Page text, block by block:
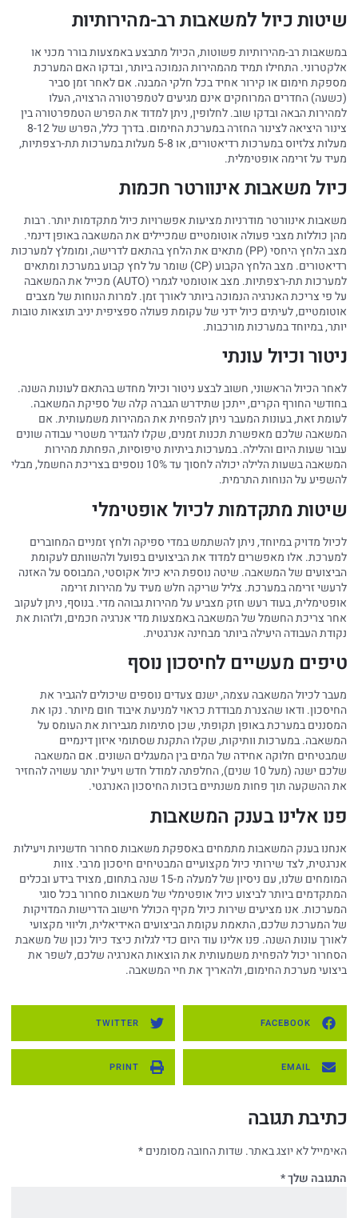
שיטות כיול למשאבות רב-מהירותיות
במשאבות רב-מהירותיות פשוטות, הכיול מתבצע באמצעות בורר מכני או
אלקטרוני. התחילו תמיד מהמהירות הנמוכה ביותר, ובדקו האם המערכת
מספקת חימום או קירור אחיד בכל חלקי המבנה. אם לאחר זמן סביר
(כשעה) החדרים המרוחקים אינם מגיעים לטמפרטורה הרצויה, העלו
למהירות הבאה ובדקו שוב. לחלופין, ניתן למדוד את הפרש הטמפרטורה בין
צינור היציאה לצינור החזרה במערכת החימום. בדרך כלל, הפרש של 8-12
מעלות צלזיוס במערכות רדיאטורים, או 5-8 מעלות במערכות תת-רצפתיות,
מעיד על זרימה אופטימלית.
כיול משאבות אינוורטר חכמות
משאבות אינוורטר מודרניות מציעות אפשרויות כיול מתקדמות יותר. רבות
מהן כוללות מצבי פעולה אוטומטיים שמכיילים את המשאבה באופן דינמי.
מצב הלחץ היחסי (PP) מתאים את הלחץ בהתאם לדרישה, ומומלץ למערכות
רדיאטורים. מצב הלחץ הקבוע (CP) שומר על לחץ קבוע במערכת ומתאים
למערכות תת-רצפתיות. מצב אוטומטי לגמרי (AUTO) מכייל את המשאבה
על פי צריכת האנרגיה הנמוכה ביותר לאורך זמן. למרות הנוחות של מצבים
אוטומטיים, לעיתים כיול ידני של עקומת פעולה ספציפית יניב תוצאות טובות
יותר, במיוחד במערכות מורכבות.
ניטור וכיול עונתי
לאחר הכיול הראשוני, חשוב לבצע ניטור וכיול מחדש בהתאם לעונות השנה.
בחודשי החורף הקרים, ייתכן שתידרש הגברה קלה של ספיקת המשאבה.
לעומת זאת, בעונות המעבר ניתן להפחית את המהירות משמעותית. אם
המשאבה שלכם מאפשרת תכנות זמנים, שקלו להגדיר משטרי עבודה שונים
עבור שעות היום והלילה. במערכות ביתיות טיפוסיות, הפחתת מהירות
המשאבה בשעות הלילה יכולה לחסוך עד 10% נוספים בצריכת החשמל, מבלי
להשפיע על הנוחות התרמית.
שיטות מתקדמות לכיול אופטימלי
לכיול מדויק במיוחד, ניתן להשתמש במדי ספיקה ולחץ זמניים המחוברים
למערכת. אלו מאפשרים למדוד את הביצועים בפועל ולהשוותם לעקומת
הביצועים של המשאבה. שיטה נוספת היא כיול אקוסטי, המבוסס על האזנה
לרעשי זרימה במערכת. צליל שריקה חלש מעיד על מהירות זרימה
אופטימלית, בעוד רעש חזק מצביע על מהירות גבוהה מדי. בנוסף, ניתן לעקוב
אחר צריכת החשמל של המשאבה באמצעות מדי אנרגיה חכמים, ולזהות את
נקודת העבודה היעילה ביותר מבחינה אנרגטית.
טיפים מעשיים לחיסכון נוסף
מעבר לכיול המשאבה עצמה, ישנם צעדים נוספים שיכולים להגביר את
החיסכון. ודאו שהצנרת מבודדת כראוי למניעת איבוד חום מיותר. נקו את
המסננים במערכת באופן תקופתי, שכן סתימות מגבירות את העומס על
המשאבה. במערכות וותיקות, שקלו התקנת שסתומי איזון דינמיים
שמבטיחים חלוקה אחידה של המים בין המעגלים השונים. אם המשאבה
שלכם ישנה (מעל 10 שנים), החלפתה למודל חדש ויעיל יותר עשויה להחזיר
את ההשקעה תוך פחות משנתיים בזכות החיסכון האנרגטי.
פנו אלינו בענק המשאבות
אנחנו בענק המשאבות מתמחים באספקת משאבות סחרור חדשניות ויעילות
אנרגטית, לצד שירותי כיול מקצועיים המבטיחים חיסכון מרבי. צוות
המומחים שלנו, עם ניסיון של למעלה מ-15 שנה בתחום, מצויד בידע ובכלים
המתקדמים ביותר לביצוע כיול אופטימלי של משאבות סחרור בכל סוגי
המערכות. אנו מציעים שירות כיול מקיף הכולל חישוב הדרישות המדויקות
של המערכת שלכם, התאמת עקומת הביצועים האידיאלית, וליווי מקצועי
לאורך עונות השנה. פנו אלינו עוד היום כדי לגלות כיצד כיול נכון של משאבת
הסחרור יכול להפחית משמעותית את הוצאות האנרגיה שלכם, לשפר את
ביצועי מערכת החימום, ולהאריך את חיי המשאבה.
FACEBOOK
TWITTER
EMAIL
PRINT
כתיבת תגובה
האימייל לא יוצג באתר. שדות החובה מסומנים*
התגובה שלך*